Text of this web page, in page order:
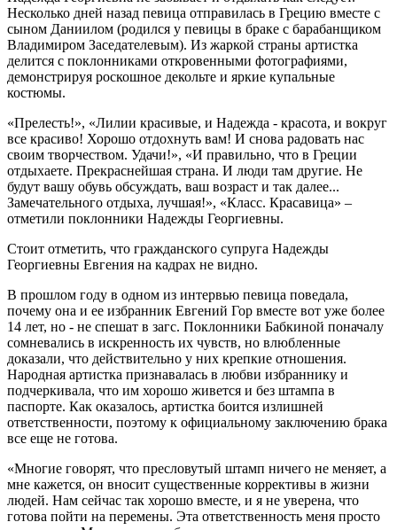
Несколько дней назад певица отправилась в Грецию вместе с
сыном Даниилом (родился у певицы в браке с барабанщиком
Владимиром Заседателевым). Из жаркой страны артистка
делится с поклонниками откровенными фотографиями,
демонстрируя роскошное декольте и яркие купальные
костюмы.
«Прелесть!», «Лилии красивые, и Надежда - красота, и вокруг
все красиво! Хорошо отдохнуть вам! И снова радовать нас
своим творчеством. Удачи!», «И правильно, что в Греции
отдыхаете. Прекраснейшая страна. И люди там другие. Не
будут вашу обувь обсуждать, ваш возраст и так далее...
Замечательного отдыха, лучшая!», «Класс. Красавица» –
отметили поклонники Надежды Георгиевны.
Стоит отметить, что гражданского супруга Надежды
Георгиевны Евгения на кадрах не видно.
В прошлом году в одном из интервью певица поведала,
почему она и ее избранник Евгений Гор вместе вот уже более
14 лет, но - не спешат в загс. Поклонники Бабкиной поначалу
сомневались в искренность их чувств, но влюбленные
доказали, что действительно у них крепкие отношения.
Народная артистка признавалась в любви избраннику и
подчеркивала, что им хорошо живется и без штампа в
паспорте. Как оказалось, артистка боится излишней
ответственности, поэтому к официальному заключению брака
все еще не готова.
«Многие говорят, что пресловутый штамп ничего не меняет, а
мне кажется, он вносит существенные коррективы в жизни
людей. Нам сейчас так хорошо вместе, и я не уверена, что
готова пойти на перемены. Эта ответственность меня просто